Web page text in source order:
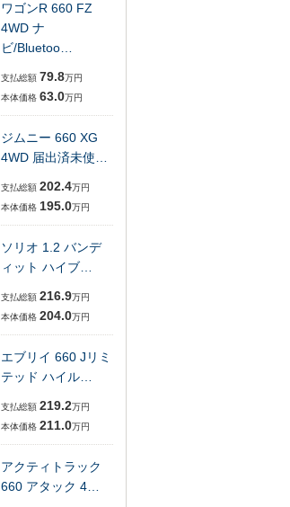
ワゴンR 660 FZ
4WD ナ
ビ/Bluetoo…
支払総額 79.8万円
本体価格 63.0万円
ジムニー 660 XG
4WD 届出済未使…
支払総額 202.4万円
本体価格 195.0万円
ソリオ 1.2 バンデ
ィット ハイブ…
支払総額 216.9万円
本体価格 204.0万円
エブリイ 660 Jリミ
テッド ハイル…
支払総額 219.2万円
本体価格 211.0万円
アクティトラック
660 アタック 4…